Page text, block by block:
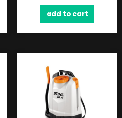
add to cart